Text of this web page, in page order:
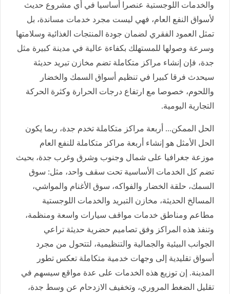
والخدمات اللوجستية عنصرا أساسيا في أي مشروع حديث
لأسواق النفع العام، فهي ليست مجرد خدمات مساندة، بل
تمثل العمود الفقري لضمان جودة المنتجات الغذائية وسلامتها
وسرعة وصولها للمستهلك بكفاءة عالية في مدينة كبيرة مثل
جدة، فإن إنشاء مراكز متكاملة تضم مخازن تبريد حديثة
سيحدث فرقا كبيرا في تنظيم أسواق السمك والخضار
واللحوم، خصوصا مع ارتفاع درجات الحرارة وكثرة الحركة
التجارية اليومية.
الحل الممكن... أربعة مراكز متكاملة تخدم جدة، ربما يكون
الحل الأمثل هو إنشاء أربعة مراكز متكاملة للنفع العام
موزعة جغرافيا على شمال وجنوب وشرق وغرب جدة، بحيث
تضم كل الخدمات الأساسية تحت سقف واحد، مثل: سوق
السمك، حلقة الخضار والفواكه، سوق الأغنام والمواشي،
المسالخ الحديثة، مخازن التبريد والخدمات اللوجستية
مطاعم ومناطق خدمات مواقف سيارات واسعة ومنظمة،
وتنفذ هذه المراكز وفق تصاميم حضرية حديثة تراعي
الجوانب البيئية والجمالية والتنظيمية، لتتحول من مجرد
أسواق تقليدية إلى وجهات خدمية متكاملة تعكس تطور
المدينة. إن توزيع هذه الخدمات على عدة مواقع سيسهم في
تقليل الضغط المروري، وتخفيف الازدحام عن وسط جدة،